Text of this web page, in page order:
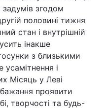
згодом
половині тижня
стан і внутрішній
інакше
з близькими
і
Місяць у Леві
проявити
творчості та будь-